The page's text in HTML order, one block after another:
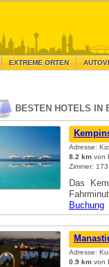
EXTREME ORTEN
BESTEN HOTELS IN
Adresse:
8.2 kmvon
Zimmer: 173
Das
Buchung
Adresse:
0.9 kmvon